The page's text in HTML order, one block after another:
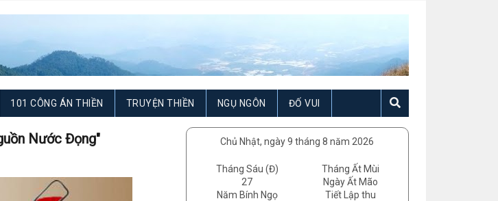
101 CÔNG ÁN THIỀN TRUYỆN THIỀN NGỤ NGÔN ĐỐ VUI
Nước Đọng" Chủ Nhật, ngày 9 tháng 8 năm 2026
Tháng Sáu (Đ)
27
Năm Bính Ngọ
Tháng Ất Mùi
Ngày Ất Mão
Tiết Lập thu